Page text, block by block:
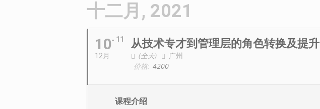
十二月, 2021
10
12月
11 从技术专才到管理层的角色转换及提升
(全天)
广州
价格: 4200
课程介绍